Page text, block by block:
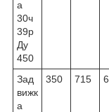
а
30ч
39р
Ду
450
Зад
вижк
а
350 715